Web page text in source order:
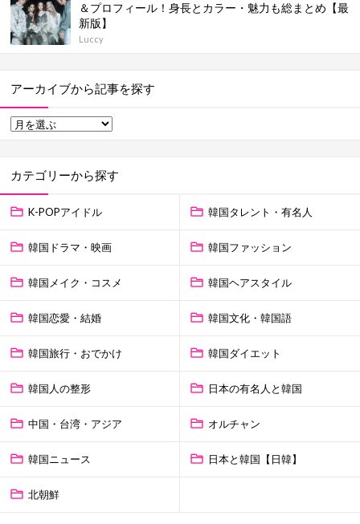
＆プロフィール！身長とカラー・魅力も総まとめ【最
新版】
Luccy
アーカイブから記事を探す
カテゴリーから探す
K-POPアイドル 韓国タレント・有名人
韓国ドラマ・映画 韓国ファッション
韓国メイク・コスメ 韓国ヘアスタイル
韓国恋愛・結婚 韓国文化・韓国語
韓国旅行・おでかけ 韓国ダイエット
韓国人の整形 日本の有名人と韓国
中国・台湾・アジア オルチャン
韓国ニュース 日本と韓国【日韓】
北朝鮮